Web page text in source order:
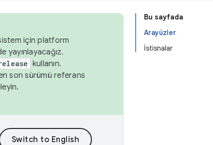
Bu sayfada
Arayüzler
İstisnalar
için platform
yayınlayacağız.
kullanın.
son sürümü referans